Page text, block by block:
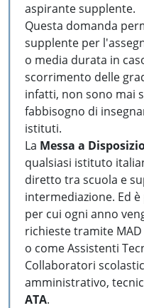
aspirante supplente.
Questa domanda
supplente per
o media durata in
scorrimento delle
infatti, non sono mai
fabbisogno di
istituti.
La Messa a
qualsiasi istituto
diretto tra scuola e
intermediazione. Ed
per cui ogni anno
richieste tramite
o come Assistenti
Collaboratori
amministrativo,
ATA.